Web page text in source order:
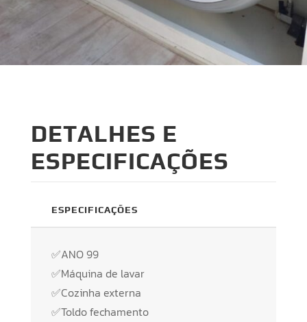
DETALHES E
ESPECIFICAÇÕES
ESPECIFICAÇÕES
✅ANO 99
✅Máquina de lavar
✅Cozinha externa
✅Toldo fechamento